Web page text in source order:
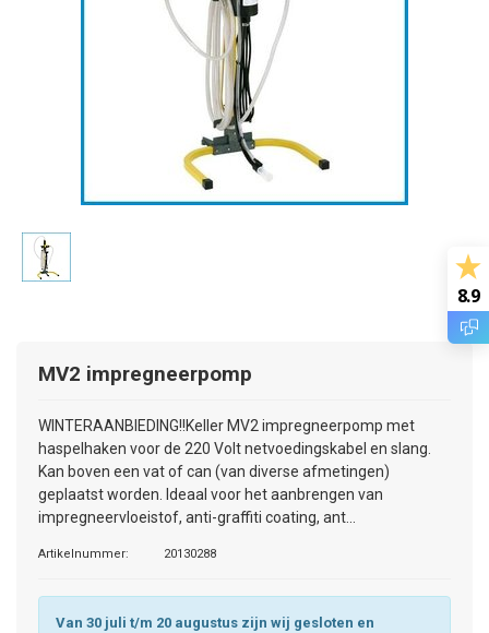
MV2 impregneerpomp
WINTERAANBIEDING!!Keller MV2 impregneerpomp met
haspelhaken voor de 220 Volt netvoedingskabel en slang.
Kan boven een vat of can (van diverse afmetingen)
geplaatst worden. Ideaal voor het aanbrengen van
impregneervloeistof, anti-graffiti coating, ant...
Artikelnummer: 20130288
Van 30 juli t/m 20 augustus zijn wij gesloten en
8.9